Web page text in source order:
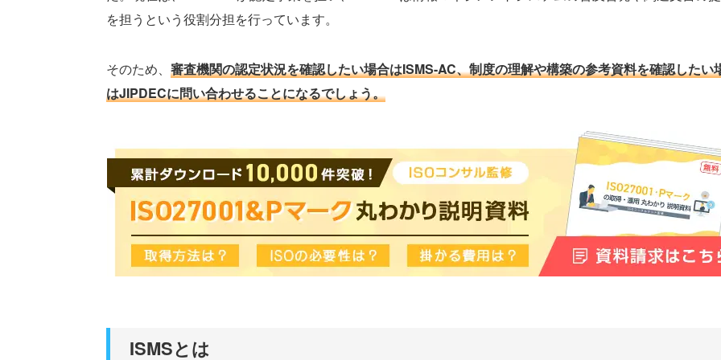
を担うという役割分担を行っています。
そのため、 審査機関の認定状況を確認したい場合はISMS-AC、制度の理解や構築の参考資料を確認したい
はJIPDECに問い合わせることになるでしょう。
ISMSとは